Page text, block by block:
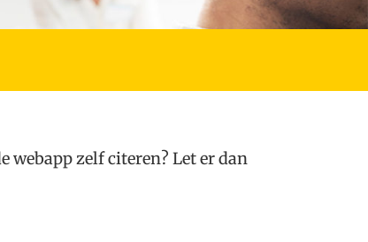
zelf citeren? Let er dan